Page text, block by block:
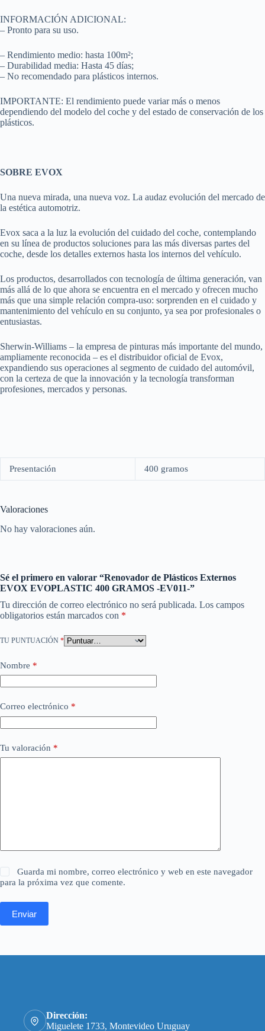
INFORMACIÓN ADICIONAL:
– Pronto para su uso.
– Rendimiento medio: hasta 100m²;
– Durabilidad media: Hasta 45 días;
– No recomendado para plásticos internos.
IMPORTANTE: El rendimiento puede variar más o menos
dependiendo del modelo del coche y del estado de conservación de los
plásticos.
SOBRE EVOX
Una nueva mirada, una nueva voz. La audaz evolución del mercado de
la estética automotriz.
Evox saca a la luz la evolución del cuidado del coche, contemplando
en su línea de productos soluciones para las más diversas partes del
coche, desde los detalles externos hasta los internos del vehículo.
Los productos, desarrollados con tecnología de última generación, van
más allá de lo que ahora se encuentra en el mercado y ofrecen mucho
más que una simple relación compra-uso: sorprenden en el cuidado y
mantenimiento del vehículo en su conjunto, ya sea por profesionales o
entusiastas.
Sherwin-Williams – la empresa de pinturas más importante del mundo,
ampliamente reconocida – es el distribuidor oficial de Evox,
expandiendo sus operaciones al segmento de cuidado del automóvil,
con la certeza de que la innovación y la tecnología transforman
profesiones, mercados y personas.
Presentación 400 gramos
Valoraciones
No hay valoraciones aún.
Sé el primero en valorar “Renovador de Plásticos Externos
EVOX EVOPLASTIC 400 GRAMOS -EV011-”
Tu dirección de correo electrónico no será publicada. Los campos
obligatorios están marcados con *
TU PUNTUACIÓN *
Nombre *
Correo electrónico *
Tu valoración *
Guarda mi nombre, correo electrónico y web en este navegador
para la próxima vez que comente.
Enviar
Dirección:
Miguelete 1733, Montevideo Uruguay